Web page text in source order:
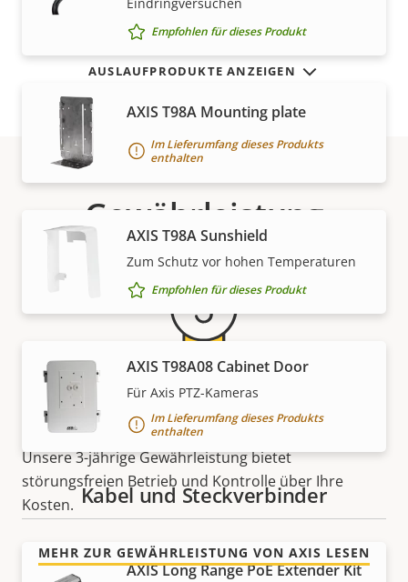
Empfohlen für dieses Produkt
AXIS T98A Mounting plate
Im Lieferumfang dieses Produkts
enthalten
AXIS T98A Sunshield
Zum Schutz vor hohen Temperaturen
Empfohlen für dieses Produkt
AXIS T98A08 Cabinet Door
Für Axis PTZ-Kameras
Im Lieferumfang dieses Produkts
enthalten
Kabel und Steckverbinder
AXIS Long Range PoE Extender Kit
AUSLAUFPRODUKTE ANZEIGEN
Gewährleistung
Für ein sicheres Gefühl
Unsere 3-jährige Gewährleistung bietet
störungsfreien Betrieb und Kontrolle über Ihre
Kosten.
MEHR ZUR GEWÄHRLEISTUNG VON AXIS LESEN